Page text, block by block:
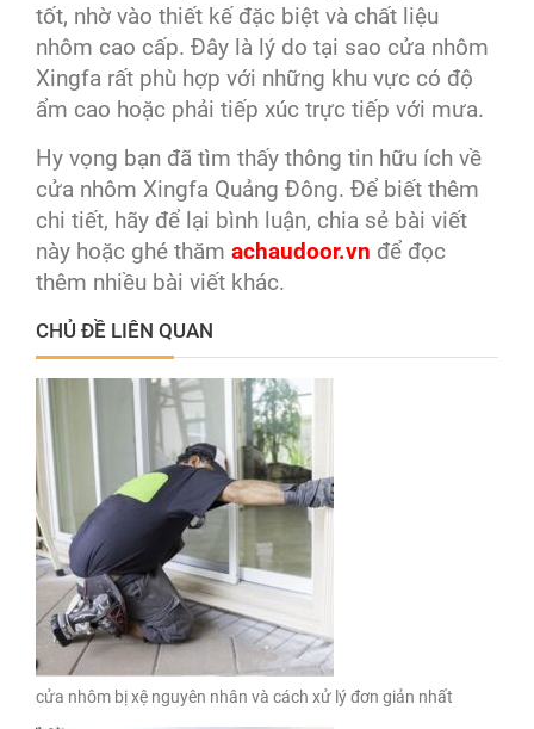
tốt, nhờ vào thiết kế đặc biệt và chất liệu
nhôm cao cấp. Đây là lý do tại sao cửa nhôm
Xingfa rất phù hợp với những khu vực có độ
ẩm cao hoặc phải tiếp xúc trực tiếp với mưa.
Hy vọng bạn đã tìm thấy thông tin hữu ích về
cửa nhôm Xingfa Quảng Đông. Để biết thêm
chi tiết, hãy để lại bình luận, chia sẻ bài viết
này hoặc ghé thăm achaudoor.vn để đọc
thêm nhiều bài viết khác.
CHỦ ĐỀ LIÊN QUAN
cửa nhôm bị xệ nguyên nhân và cách xử lý đơn giản nhất